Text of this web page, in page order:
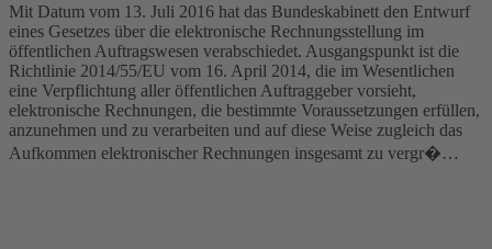
Mit Datum vom 13. Juli 2016 hat das Bundeskabinett den Entwurf
eines Gesetzes über die elektronische Rechnungsstellung im
öffentlichen Auftragswesen verabschiedet. Ausgangspunkt ist die
Richtlinie 2014/55/EU vom 16. April 2014, die im Wesentlichen
eine Verpflichtung aller öffentlichen Auftraggeber vorsieht,
elektronische Rechnungen, die bestimmte Voraussetzungen erfüllen,
anzunehmen und zu verarbeiten und auf diese Weise zugleich das
Aufkommen elektronischer Rechnungen insgesamt zu vergr�…